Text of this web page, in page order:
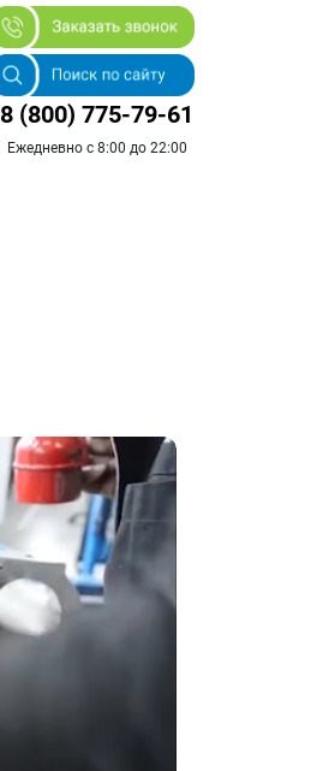
8 (800) 775-79-61
Ежедневно с 8:00 до 22:00